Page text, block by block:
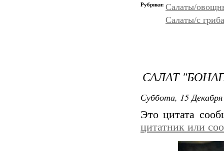
Рубрики: Салаты/
Салаты/с
САЛАТ
Суббота, 15
Это цитата
цитатник или